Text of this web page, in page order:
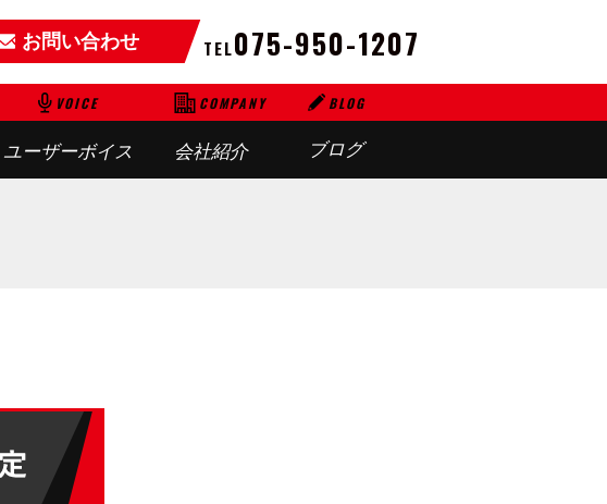
お問い合わせ TEL075-950-1207
VOICE
ユーザーボイス
COMPANY
会社紹介
BLOG
ブログ